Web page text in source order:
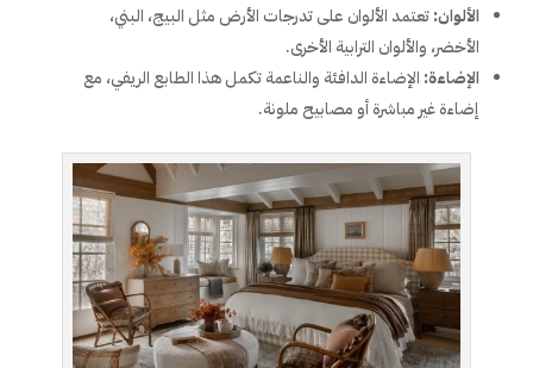
الألوان:تعتمد الألوان على تدرجات الأرض مثل البيج، البني،
الأخضر، والألوان الترابية الأخرى.
الإضاءة: الإضاءة الدافئة والناعمة تكمل هذا الطابع الريفي، مع
إضاءة غير مباشرة أو مصابيح ملونة.